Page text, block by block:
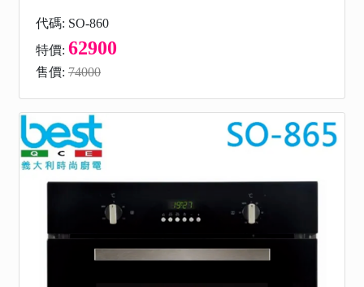
代碼: SO-860
特價: 62900
售價: 74000